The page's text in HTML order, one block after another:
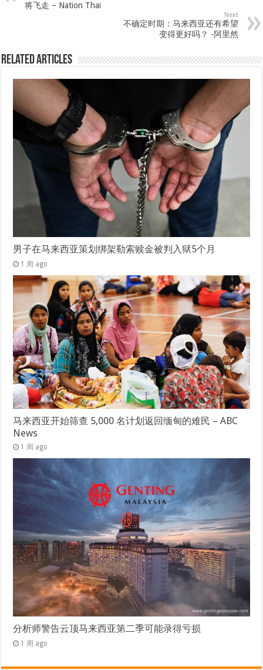
将飞走 – Nation Thai
Next
不确定时期：马来西亚还有希望
变得更好吗？ -阿里然
Related Articles
男子在马来西亚策划绑架勒索赎金被判入狱5个月
1 周 ago
马来西亚开始筛查 5,000 名计划返回缅甸的难民 – ABC
News
1 周 ago
分析师警告云顶马来西亚第二季可能录得亏损
1 周 ago